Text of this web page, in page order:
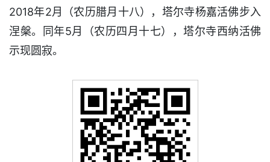
2018年2月（农历腊月十八），塔尔寺杨嘉活佛步入
涅槃。同年5月（农历四月十七），塔尔寺西纳活佛
示现圆寂。